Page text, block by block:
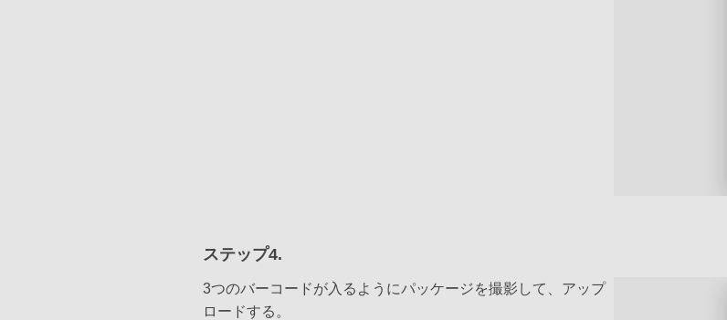
ステップ4.
3つのバーコードが入るようにパッケージを撮影して、アップ
ロードする。